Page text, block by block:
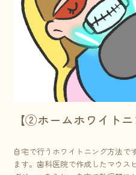
【②ホームホワイトニ
自宅で行うホワイトニング方法で
ます。歯科医院で作成したマウス